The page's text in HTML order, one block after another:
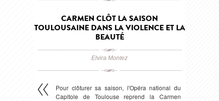
CARMEN CLÔT LA SAISON
TOULOUSAINE DANS LA VIOLENCE ET LA
BEAUTÉ
Elvira Montez
Pour clôturer sa saison, l'Opéra national du
Capitole de Toulouse reprend la Carmen